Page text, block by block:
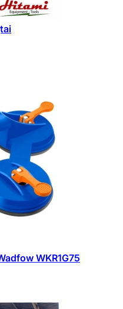
WKR1G75